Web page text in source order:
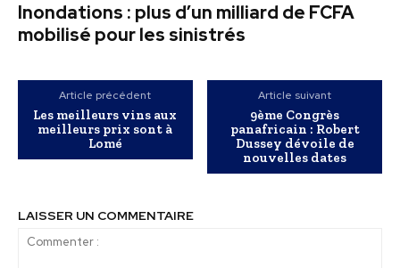
Inondations : plus d’un milliard de FCFA
mobilisé pour les sinistrés
Article précédent
Les meilleurs vins aux
meilleurs prix sont à
Lomé
Article suivant
9ème Congrès
panafricain : Robert
Dussey dévoile de
nouvelles dates
LAISSER UN COMMENTAIRE